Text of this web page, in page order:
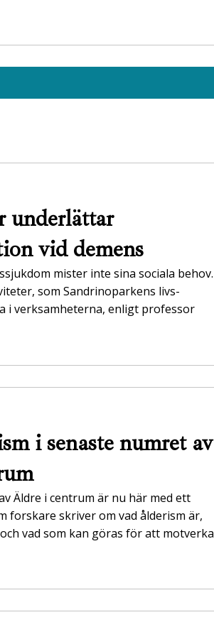
underlättar
vid demens
mister inte sina sociala behov.
som Sandrinoparkens livs­
i verksamheterna,­ enligt professor
i senaste numret av
Äldre i centrum är nu här med ett
forskare skriver om vad ålderism är,
vad som kan göras för att motverka